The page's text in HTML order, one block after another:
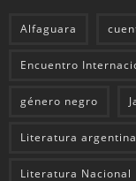
Alfaguara
Encuentro
género negro
Literatura argentina
Literatura Nacional